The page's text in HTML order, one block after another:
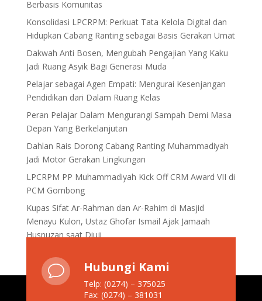
Berbasis Komunitas
Konsolidasi LPCRPM: Perkuat Tata Kelola Digital dan
Hidupkan Cabang Ranting sebagai Basis Gerakan Umat
Dakwah Anti Bosen, Mengubah Pengajian Yang Kaku
Jadi Ruang Asyik Bagi Generasi Muda
Pelajar sebagai Agen Empati: Mengurai Kesenjangan
Pendidikan dari Dalam Ruang Kelas
Peran Pelajar Dalam Mengurangi Sampah Demi Masa
Depan Yang Berkelanjutan
Dahlan Rais Dorong Cabang Ranting Muhammadiyah
Jadi Motor Gerakan Lingkungan
LPCRPM PP Muhammadiyah Kick Off CRM Award VII di
PCM Gombong
Kupas Sifat Ar-Rahman dan Ar-Rahim di Masjid
Menayu Kulon, Ustaz Ghofar Ismail Ajak Jamaah
Husnuzan saat Diuji
v Hubungi Kami
Telp: (0274) – 375025
Fax: (0274) – 381031